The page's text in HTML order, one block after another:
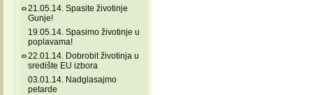
21.05.14. Spasite životinje
Gunje!
19.05.14. Spasimo životinje u
poplavama!
22.01.14. Dobrobit životinja u
središte EU izbora
03.01.14. Nadglasajmo
petarde